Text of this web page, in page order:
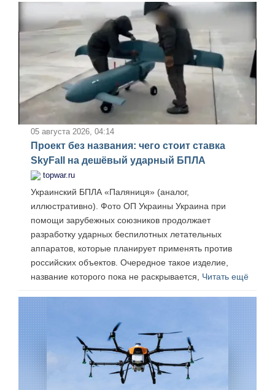
05 августа 2026, 04:14
Проект без названия: чего стоит ставка
SkyFall на дешёвый ударный БПЛА
topwar.ru
Украинский БПЛА «Паляниця» (аналог,
иллюстративно). Фото ОП Украины Украина при
помощи зарубежных союзников продолжает
разработку ударных беспилотных летательных
аппаратов, которые планирует применять против
российских объектов. Очередное такое изделие,
название которого пока не раскрывается, Читать ещё